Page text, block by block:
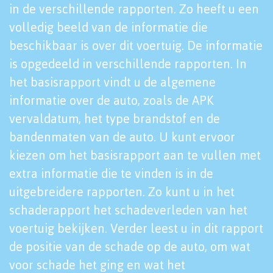
in de verschillende rapporten. Zo heeft u een
volledig beeld van de informatie die
beschikbaar is over dit voertuig. De informatie
is opgedeeld in verschillende rapporten. In
het basisrapport vindt u de algemene
informatie over de auto, zoals de APK
vervaldatum, het type brandstof en de
bandenmaten van de auto. U kunt ervoor
kiezen om het basisrapport aan te vullen met
extra informatie die te vinden is in de
uitgebreidere rapporten. Zo kunt u in het
schaderapport het schadeverleden van het
voertuig bekijken. Verder leest u in dit rapport
de positie van de schade op de auto, om wat
voor schade het ging en wat het